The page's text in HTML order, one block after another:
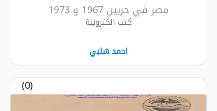
مصر في حربين 1967 و 1973
كتب الكترونية
احمد شلبي